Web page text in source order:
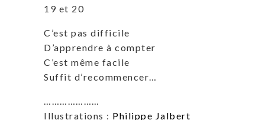
19 et 20
C’est pas difficile
D’apprendre à compter
C’est même facile
Suffit d’recommencer…
Illustrations : Philippe Jalbert